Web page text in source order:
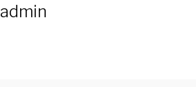
admin